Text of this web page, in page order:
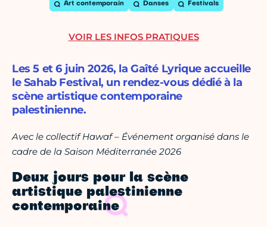
Art contemporain Danses Festivals
Les 5 et 6 juin 2026, la Gaîté Lyrique accueille
le Sahab Festival, un rendez-vous dédié à la
scène artistique contemporaine
palestinienne.
Avec le collectif Hawaf – Événement organisé dans le
cadre de la Saison Méditerranée 2026
Deux jours pour la scène
artistique palestinienne
contemporaine
VOIR LES INFOS PRATIQUES